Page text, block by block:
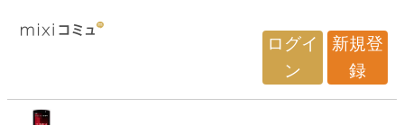
ログイ
ン
新規登
録